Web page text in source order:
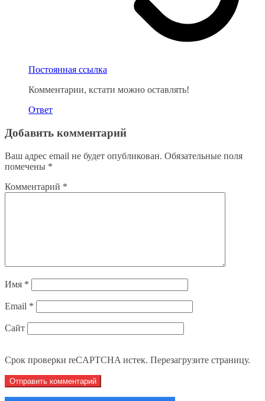
Постоянная ссылка
Комментарии, кстати можно оставлять!
Ответ
Добавить комментарий
Ваш адрес email не будет опубликован. Обязательные поля
помечены *
Комментарий *
Имя *
Email *
Сайт
Срок проверки reCAPTCHA истек. Перезагрузите страницу.